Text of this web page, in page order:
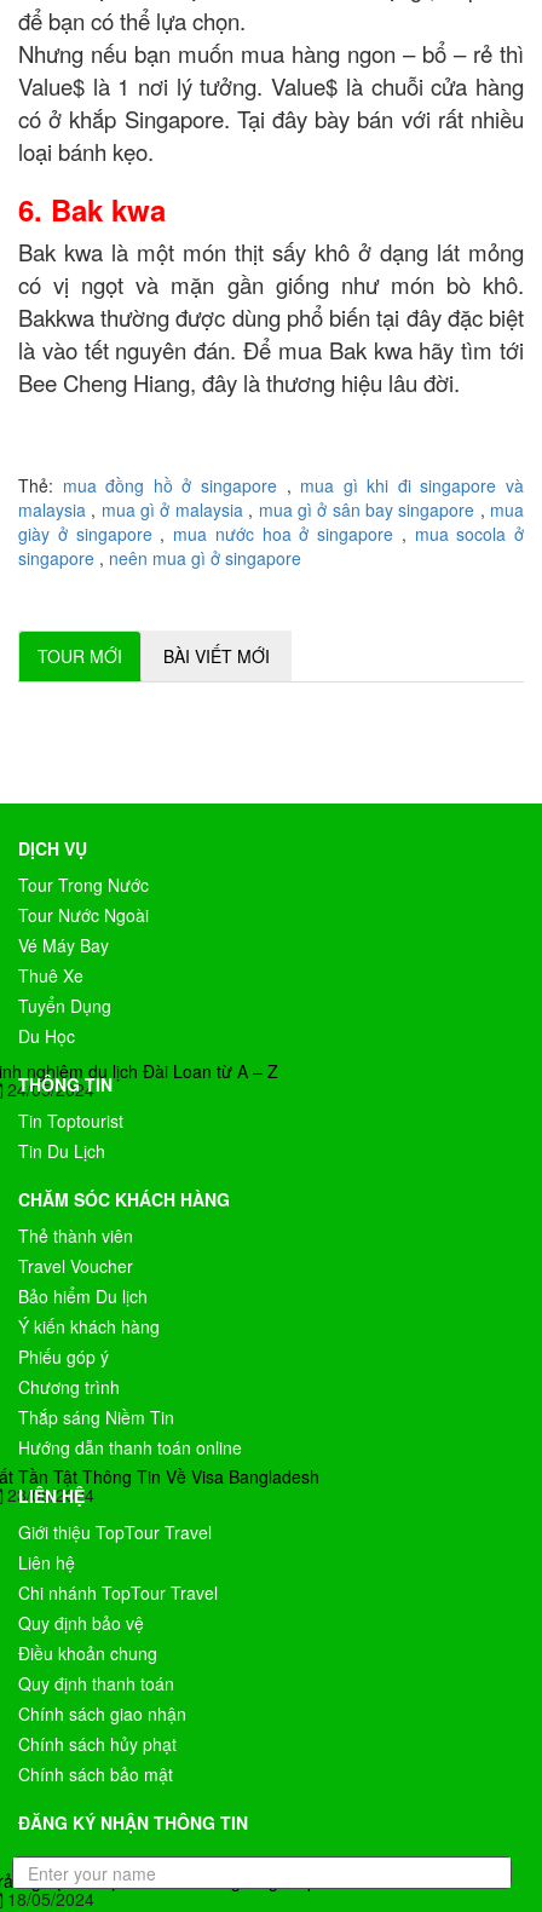
để bạn có thể lựa chọn.
Nhưng nếu bạn muốn mua hàng ngon – bổ – rẻ thì
Value$ là 1 nơi lý tưởng. Value$ là chuỗi cửa hàng
có ở khắp Singapore. Tại đây bày bán với rất nhiều
loại bánh kẹo.
6. Bak kwa
Bak kwa là một món thịt sấy khô ở dạng lát mỏng
có vị ngọt và mặn gần giống như món bò khô.
Bakkwa thường được dùng phổ biến tại đây đặc biệt
là vào tết nguyên đán. Để mua Bak kwa hãy tìm tới
Bee Cheng Hiang, đây là thương hiệu lâu đời.
Thẻ: mua đồng hồ ở singapore, mua gì khi đi singapore và
malaysia , mua gì ở malaysia, mua gì ở sân bay singapore , mua
giày ở singapore, mua nước hoa ở singapore , mua socola ở
singapore , neên mua gì ở singapore
TOUR MỚI BÀI VIẾT MỚI
nghiệm du lịch Đài Loan từ A – Z
24/05/2024
Tần Tật Thông Tin Về Visa Bangladesh
23/05/2024
nghiệm du lịch Úc mùa đông có gì hấp dẫn?
18/05/2024
DỊCH VỤ
Tour Trong Nước
Tour Nước Ngoài
Vé Máy Bay
Thuê Xe
Tuyển Dụng
Du Học
THÔNG TIN
Tin Toptourist
Tin Du Lịch
CHĂM SÓC KHÁCH HÀNG
Thẻ thành viên
Travel Voucher
Bảo hiểm Du lịch
Ý kiến khách hàng
Phiếu góp ý
Chương trình
Thắp sáng Niềm Tin
Hướng dẫn thanh toán online
LIÊN HỆ
Giới thiệu TopTour Travel
Liên hệ
Chi nhánh TopTour Travel
Quy định bảo vệ
Điều khoản chung
Quy định thanh toán
Chính sách giao nhận
Chính sách hủy phạt
Chính sách bảo mật
ĐĂNG KÝ NHẬN THÔNG TIN